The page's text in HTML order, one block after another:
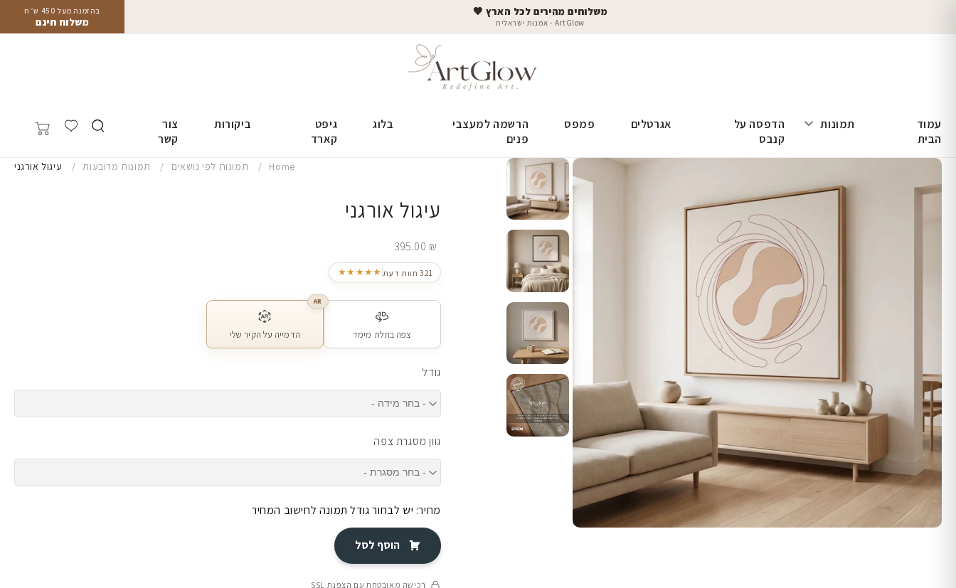
בהזמנה מעל 450 ש״ח
משלוח חינם
משלוחים מהירים לכל הארץ 🤎
ArtGlow - אמנות ישראלית
עמוד
הבית
תמונות
הדפסה על
קנבס
אגרטלים פמפס
הרשמה למעצבי
פנים
בלוג
גיפט
קארד
ביקורות
צור
קשר
Home תמונות לפי נושאים תמונות מרובעות עיגול אורגני
עיגול אורגני
395.00 ₪
★★★★★ 321 חוות דעת
צפה בתלת מימד
AR
הדמייה על הקיר שלי
גודל
גוון מסגרת צפה
מחיר: יש לבחור גודל תמונה לחישוב המחיר
הוסף לסל
רכישה מאובטחת עם הצפנת SSL